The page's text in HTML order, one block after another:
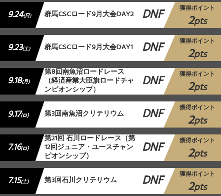
9.24(日) 群馬CSCロード9月大会DAY2 DNF 獲得ポイント
2pts
9.23(土) 群馬CSCロード9月大会DAY1 DNF 獲得ポイント
2pts
9.18(月)
第8回南魚沼ロードレース
（経済産業大臣旗ロードチャ
ンピオンシップ） DNF 獲得ポイント
2pts
9.17(日) 第3回南魚沼クリテリウム DNF 獲得ポイント
2pts
7.16(日)
第21回 石川ロードレース（第
12回ジュニア・ユースチャン
ピオンシップ） DNF 獲得ポイント
2pts
7.15(土) 第3回石川クリテリウム DNF 獲得ポイント
2pts